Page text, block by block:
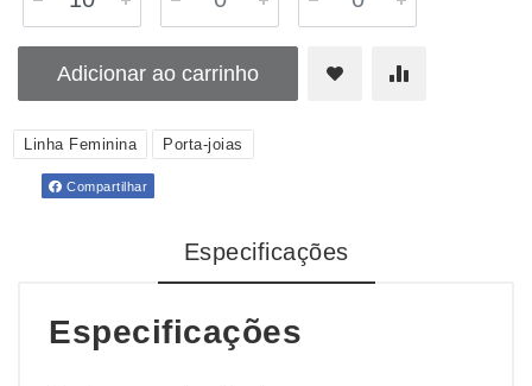
Adicionar ao carrinho
Linha Feminina Porta-joias
Compartilhar
Especificações
Especificações